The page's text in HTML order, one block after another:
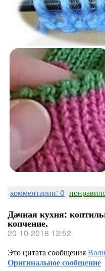
комментарии: 0
Дачная кухня:
копчение.
20-10-2018 13:52
Это цитата сообщения
Оригинальное сообщение